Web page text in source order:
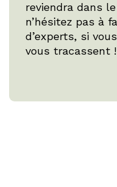
reviendra dans
n’hésitez pas à
d’experts, si
vous tracassent !